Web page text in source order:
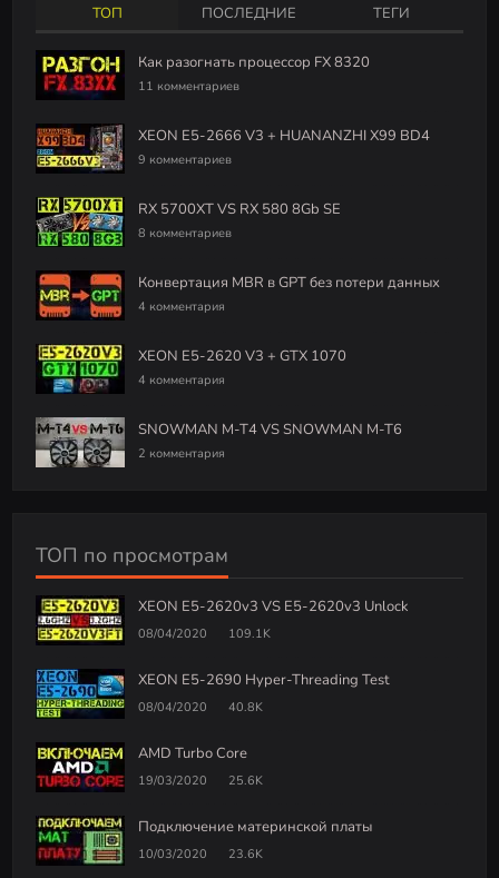
ТОП ПОСЛЕДНИЕ ТЕГИ
Как разогнать процессор FX 8320
11 комментариев
XEON E5-2666 V3 + HUANANZHI X99 BD4
9 комментариев
RX 5700XT VS RX 580 8Gb SE
8 комментариев
Конвертация MBR в GPT без потери данных
4 комментария
XEON E5-2620 V3 + GTX 1070
4 комментария
SNOWMAN M-T4 VS SNOWMAN M-T6
2 комментария
ТОП по просмотрам
XEON E5-2620v3 VS E5-2620v3 Unlock
08/04/2020 109.1K
XEON E5-2690 Hyper-Threading Test
08/04/2020 40.8K
AMD Turbo Core
19/03/2020 25.6K
Подключение материнской платы
10/03/2020 23.6K